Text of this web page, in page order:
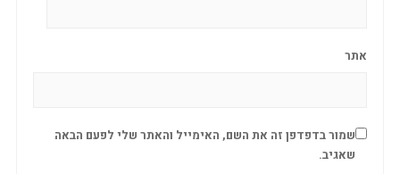
אתר
שמור בדפדפן זה את השם, האימייל והאתר שלי לפעם הבאה
שאגיב.